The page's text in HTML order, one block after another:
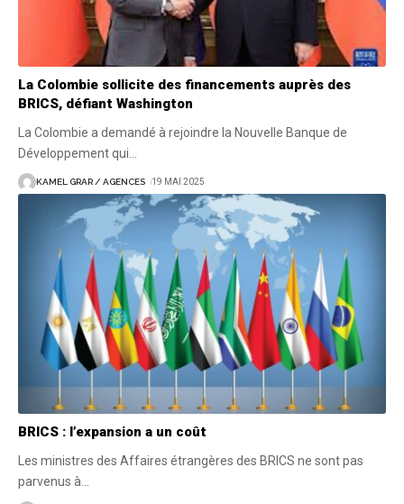
La Colombie sollicite des financements auprès des
BRICS, défiant Washington
La Colombie a demandé à rejoindre la Nouvelle Banque de
Développement qui
KAMEL GRAR / AGENCES 19 MAI 2025
BRICS : l’expansion a un coût
Les ministres des Affaires étrangères des BRICS ne sont pas
parvenus à…